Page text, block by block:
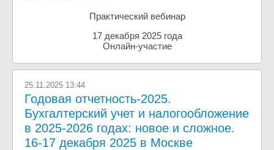
Практический вебинар
17 декабря 2025 года
Онлайн-участие
25.11.2025 13:44
Годовая отчетность-2025.
Бухгалтерский учет и налогообложение
в 2025-2026 годах: новое и сложное.
16-17 декабря 2025 в Москве